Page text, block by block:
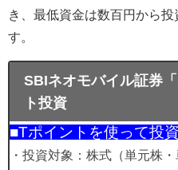
き、最低資金は数百円から
す。
SBIネオモバイル証券
ト投資
■Tポイントを使って投
・投資対象：株式（単元株